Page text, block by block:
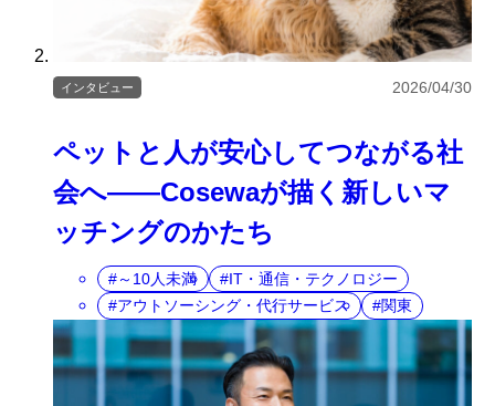
ペットと人が安心してつながる社
会へ――Cosewaが描く新しいマ
ッチングのかたち
インタビュー 2026/04/30
～10人未満
IT・通信・テクノロジー
アウトソーシング・代行サービス
関東